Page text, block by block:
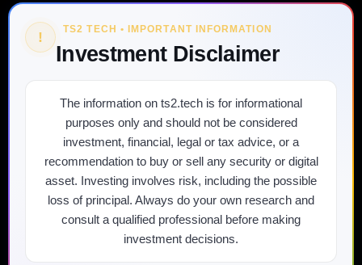
! TS2 TECH • IMPORTANT INFORMATION
Investment Disclaimer
The information on ts2.tech is for informational
purposes only and should not be considered
investment, financial, legal or tax advice, or a
recommendation to buy or sell any security or digital
asset. Investing involves risk, including the possible
loss of principal. Always do your own research and
consult a qualified professional before making
investment decisions.